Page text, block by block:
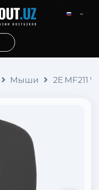
Мыши 2E MF211